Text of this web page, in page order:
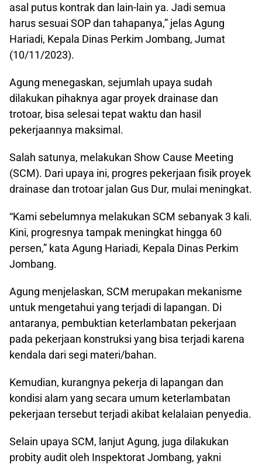
asal putus kontrak dan lain-lain ya. Jadi semua
harus sesuai SOP dan tahapanya,” jelas Agung
Hariadi, Kepala Dinas Perkim Jombang, Jumat
(10/11/2023).
Agung menegaskan, sejumlah upaya sudah
dilakukan pihaknya agar proyek drainase dan
trotoar, bisa selesai tepat waktu dan hasil
pekerjaannya maksimal.
Salah satunya, melakukan Show Cause Meeting
(SCM). Dari upaya ini, progres pekerjaan fisik proyek
drainase dan trotoar jalan Gus Dur, mulai meningkat.
“Kami sebelumnya melakukan SCM sebanyak 3 kali.
Kini, progresnya tampak meningkat hingga 60
persen,” kata Agung Hariadi, Kepala Dinas Perkim
Jombang.
Agung menjelaskan, SCM merupakan mekanisme
untuk mengetahui yang terjadi di lapangan. Di
antaranya, pembuktian keterlambatan pekerjaan
pada pekerjaan konstruksi yang bisa terjadi karena
kendala dari segi materi/bahan.
Kemudian, kurangnya pekerja di lapangan dan
kondisi alam yang secara umum keterlambatan
pekerjaan tersebut terjadi akibat kelalaian penyedia.
Selain upaya SCM, lanjut Agung, juga dilakukan
probity audit oleh Inspektorat Jombang, yakni